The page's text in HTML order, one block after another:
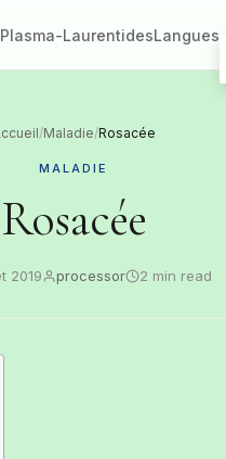
Plasma-LaurentidesLangues
/Maladie/Rosacée
MALADIE
Rosacée
2019 processor 2 min read